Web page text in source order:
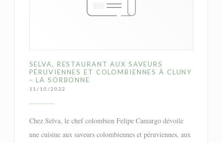
SELVA, RESTAURANT AUX SAVEURS
PÉRUVIENNES ET COLOMBIENNES À CLUNY
– LA SORBONNE
11/10/2022
Chez Selva, le chef colombien Felipe Camargo dévoile
une cuisine aux saveurs colombiennes et péruviennes, aux